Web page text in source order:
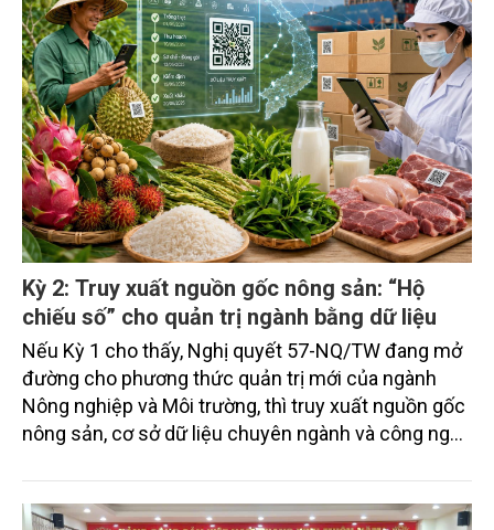
ngành Thủy sản tăng 4,88%, đóng góp 1,56%.
Kỳ 2: Truy xuất nguồn gốc nông sản: “Hộ
chiếu số” cho quản trị ngành bằng dữ liệu
Nếu Kỳ 1 cho thấy, Nghị quyết 57-NQ/TW đang mở
đường cho phương thức quản trị mới của ngành
Nông nghiệp và Môi trường, thì truy xuất nguồn gốc
nông sản, cơ sở dữ liệu chuyên ngành và công nghệ
sự chuyển đổi đó. Từ “hộ chiếu số” của nông sản
đến các bài toán lớn về giống, vắc xin, chế phẩm